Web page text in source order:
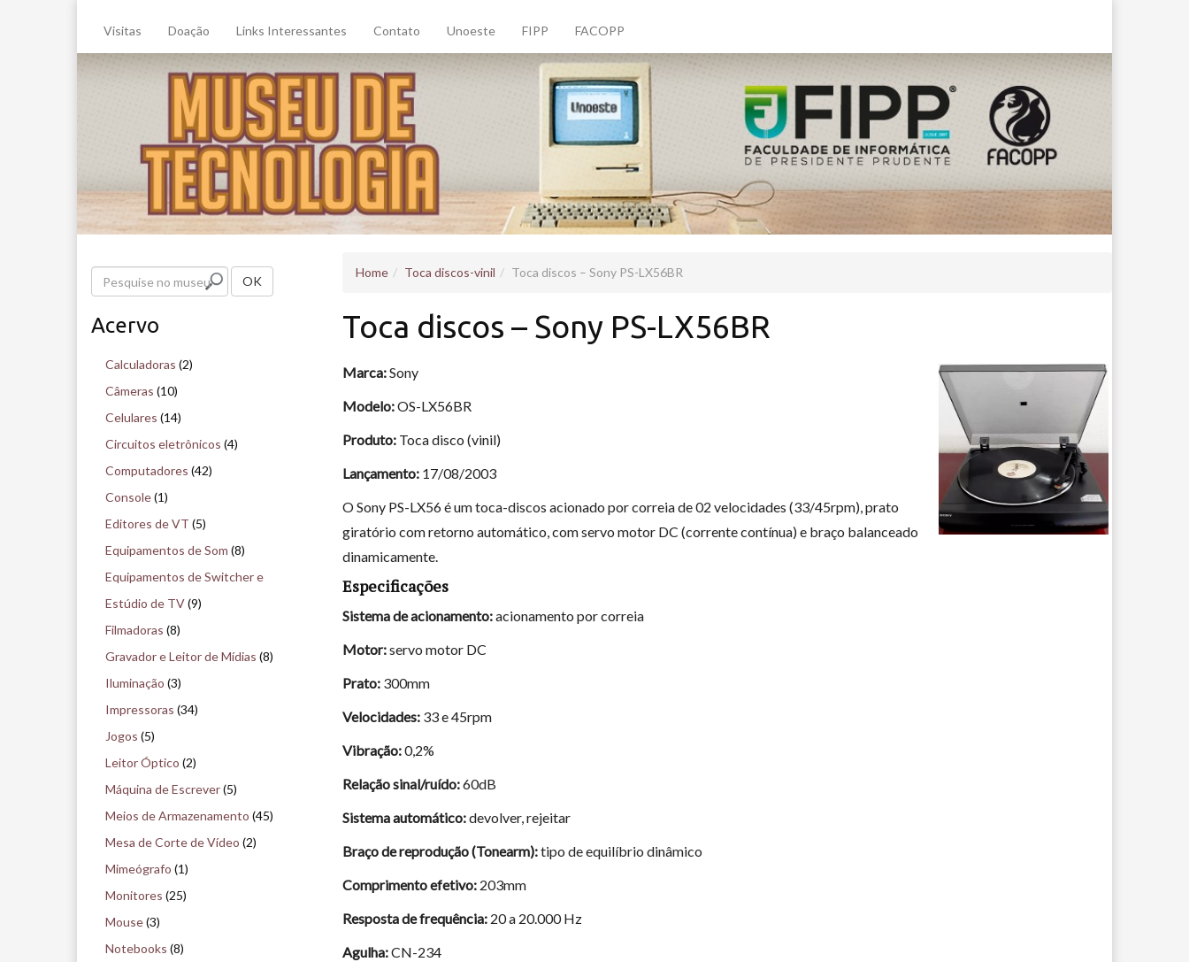
Visitas Doação Links Interessantes Contato Unoeste FIPP FACOPP
Home Toca discos-vinil Toca discos – Sony PS-LX56BR
Toca discos – Sony PS-LX56BR
Marca:Sony
Modelo:OS-LX56BR
Produto: Toca disco (vinil)
Lançamento: 17/08/2003
O Sony PS-LX56 é um toca-discos acionado por correia de 02 velocidades (33/45rpm), prato
giratório com retorno automático, com servo motor DC (corrente contínua) e braço balanceado
dinamicamente.
Especificações
Sistema de acionamento:acionamento por correia
Motor:servo motor DC
Prato: 300mm
Velocidades: 33 e 45rpm
Vibração:0,2%
Relação sinal/ruído:60dB
Sistema automático:devolver, rejeitar
Braço de reprodução (Tonearm):tipo de equilíbrio dinâmico
Comprimento efetivo: 203mm
Resposta de frequência: 20 a 20.000 Hz
Agulha:CN-234
s
OK
Acervo
Calculadoras (2)
Câmeras (10)
Celulares (14)
Circuitos eletrônicos (4)
Computadores (42)
Console(1)
Editores de VT (5)
Equipamentos de Som (8)
Equipamentos de Switcher e
Estúdio de TV(9)
Filmadoras (8)
Gravador e Leitor de Mídias (8)
Iluminação (3)
Impressoras (34)
Jogos (5)
Leitor Óptico (2)
Máquina de Escrever(5)
Meios de Armazenamento (45)
Mesa de Corte de Vídeo (2)
Mimeógrafo (1)
Monitores (25)
Mouse(3)
Notebooks (8)